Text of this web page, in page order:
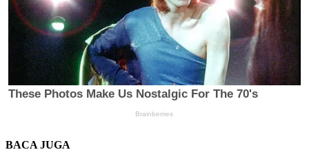
BACA JUGA